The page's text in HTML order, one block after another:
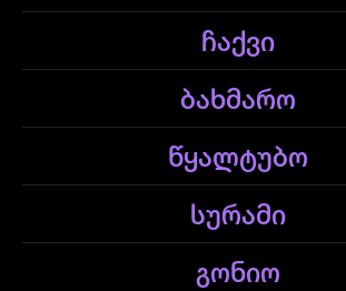
ჩაქვი
ბახმარო
წყალტუბო
სურამი
გონიო